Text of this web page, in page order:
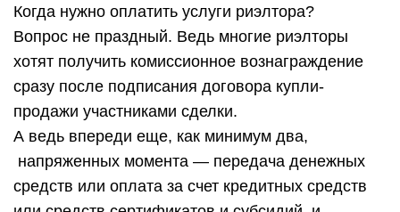
Когда нужно оплатить услуги риэлтора?
Вопрос не праздный. Ведь многие риэлторы
хотят получить комиссионное вознаграждение
сразу после подписания договора купли-
продажи участниками сделки.
А ведь впереди еще, как минимум два,
напряженных момента — передача денежных
средств или оплата за счет кредитных средств